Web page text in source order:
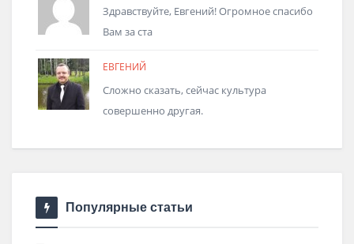
Здравствуйте, Евгений! Огромное спасибо
Вам за ста
ЕВГЕНИЙ
Сложно сказать, сейчас культура
совершенно другая.
Популярные статьи